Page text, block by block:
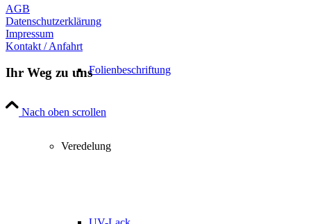
Folienbeschriftung
Veredelung
AGB
Datenschutzerklärung
Impressum
Kontakt / Anfahrt
Ihr Weg zu uns
Nach oben scrollen